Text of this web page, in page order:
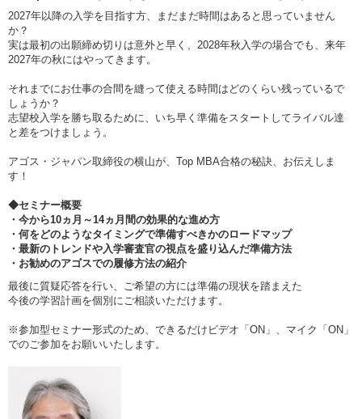
2027年以降の入学を目指す方、まだまだ時間はあると思っていません
か？
実は最初の出願締め切りは意外と早く、2028年秋入学の場合でも、来年
2027年の秋にはやってきます。
それまでにお仕事の合間を縫って使える時間はどのくらい残っているで
しょうか？
志望校入学を勝ち取るために、いち早く準備をスタートしてライバル達
と差をつけましょう。
アゴス・ジャパン取締役の横山が、Top MBA合格の秘訣、お伝えしま
す！
◆セミナー概要
・今から10ヵ月～14ヵ月間の効果的な進め方
・何をどのようなタイミングで準備すべきかのロードマップ
・最新のトレンドや入学審査官の視点を盛り込んだ準備方法
・お勧めのアゴスでの履修方法の紹介
最後に質疑応答を行い、ご希望の方には準備の現状を踏まえた
今後の学習計画を個別にご相談いただけます。
※参加型セミナー形式のため、できるだけビデオ「ON」、マイク「ON」
でのご参加をお願いいたします。